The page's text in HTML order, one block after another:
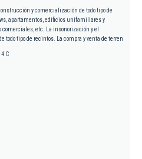
y comercialización de todo tipo de
apartamentos, edificios unifamiliares y
etc. La insonorización y el
todo tipo de recintos. La compra y venta de terren
4 C